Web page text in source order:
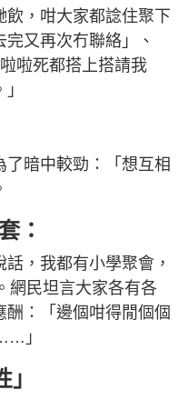
，咁大家都諗住聚下
又再次冇聯絡」、
啦死都搭上搭請我
暗中較勁：「想互相
：
話，我都有小學聚會，
網民坦言大家各有各
：「邊個咁得閒個個
」